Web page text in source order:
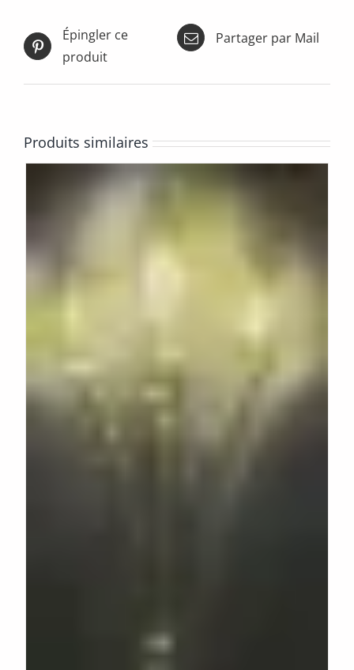
Épingler ce
produit
Partager par Mail
Produits similaires